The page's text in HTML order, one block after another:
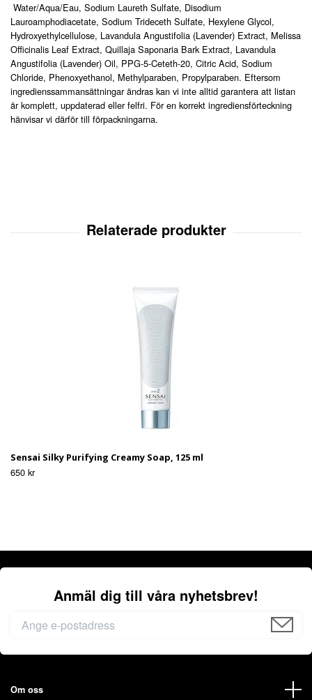
Water/Aqua/Eau, Sodium Laureth Sulfate, Disodium
Lauroamphodiacetate, Sodium Trideceth Sulfate, Hexylene Glycol,
Hydroxyethylcellulose, Lavandula Angustifolia (Lavender) Extract, Melissa
Officinalis Leaf Extract, Quillaja Saponaria Bark Extract, Lavandula
Angustifolia (Lavender) Oil, PPG-5-Ceteth-20, Citric Acid, Sodium
Chloride, Phenoxyethanol, Methylparaben, Propylparaben. Eftersom
ingredienssammansättningar ändras kan vi inte alltid garantera att listan
är komplett, uppdaterad eller felfri. För en korrekt ingrediensförteckning
hänvisar vi därför till förpackningarna.
Sensai Silky Purifying Creamy Soap, 125 ml
650 kr
Anmäl dig till våra nyhetsbrev!
Om oss